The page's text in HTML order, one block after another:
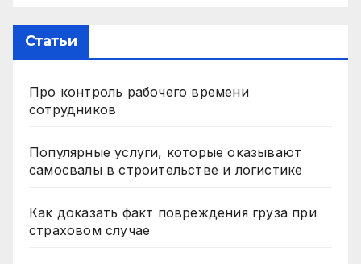
Статьи
Про контроль рабочего времени
сотрудников
Популярные услуги, которые оказывают
самосвалы в строительстве и логистике
Как доказать факт повреждения груза при
страховом случае